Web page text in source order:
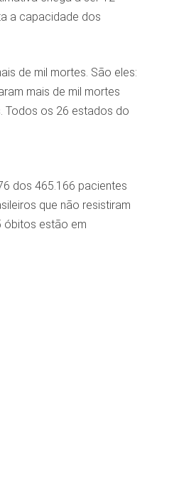
a capacidade dos
de mil mortes. São eles:
mais de mil mortes
Todos os 26 estados do
dos 465.166 pacientes
que não resistiram
óbitos estão em